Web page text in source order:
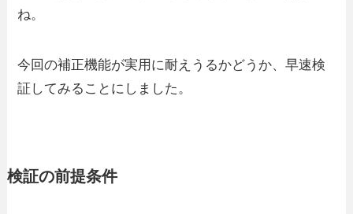
ね。
今回の補正機能が実用に耐えうるかどうか、早速検
証してみることにしました。
検証の前提条件